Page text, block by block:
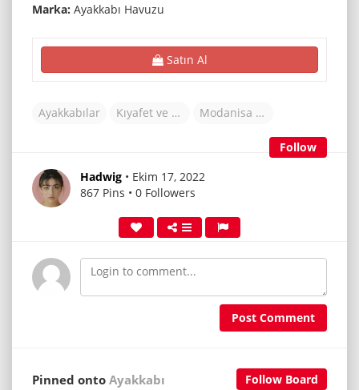
Marka: Ayakkabı Havuzu
Satın Al
Ayakkabılar Kıyafet ve Aksesuarlar Modanisa (TR)
Follow
Hadwig • Ekim 17, 2022
867 Pins • 0 Followers
Post Comment
Follow Board
Pinned ontoAyakkabı